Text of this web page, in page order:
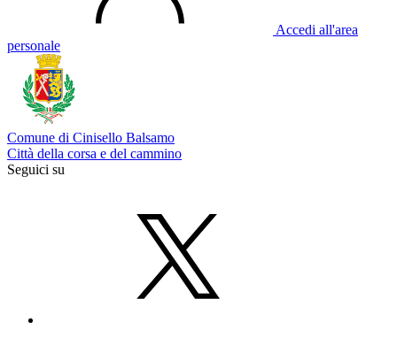
Accedi all'area
personale
Comune di Cinisello Balsamo
Città della corsa e del cammino
Seguici su